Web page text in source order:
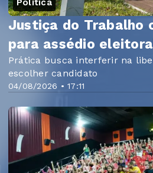
Politica
04/08/2026 • 17:11
Justiça do Trabalho
para assédio
Prática busca interferir na
escolher candidato